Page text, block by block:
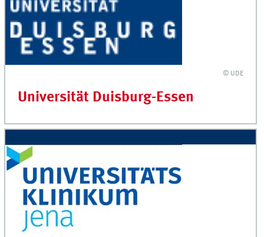
© UDE
Universität Duisburg-Essen